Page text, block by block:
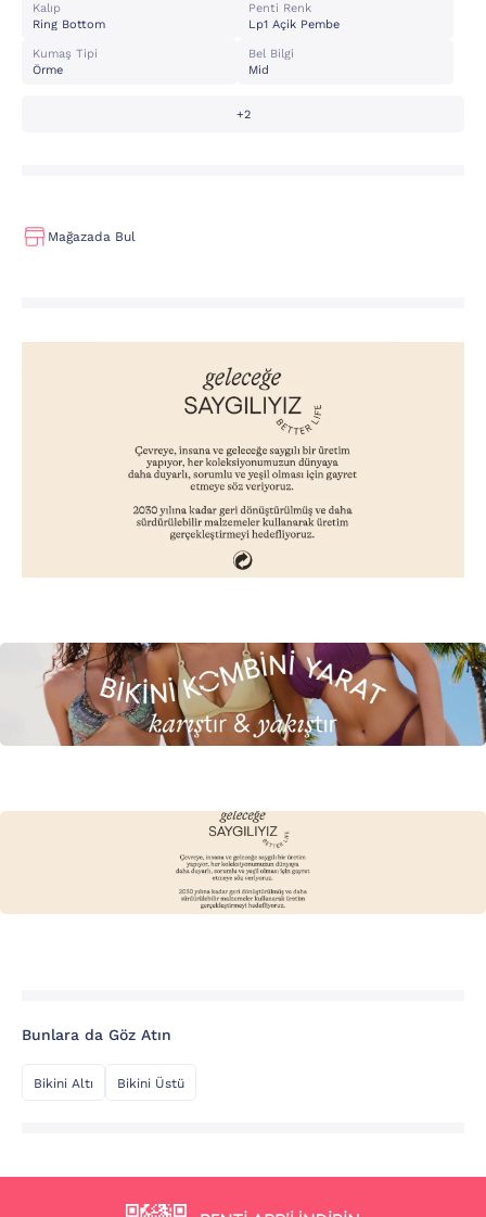
Kalıp
Ring Bottom
Penti Renk
Lp1 Açik Pembe
Kumaş Tipi
Örme
Bel Bilgi
Mid
+2
Mağazada Bul
Bunlara da Göz Atın
Bikini Altı Bikini Üstü